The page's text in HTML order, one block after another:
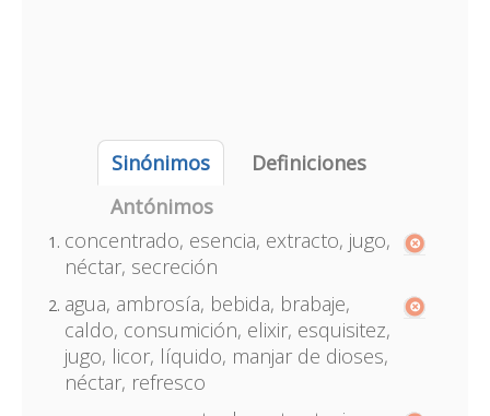
Sinónimos
Definiciones
Antónimos
concentrado, esencia, extracto, jugo,
néctar, secreción
agua, ambrosía, bebida, brabaje,
caldo, consumición, elixir, esquisitez,
jugo, licor, líquido, manjar de dioses,
néctar, refresco